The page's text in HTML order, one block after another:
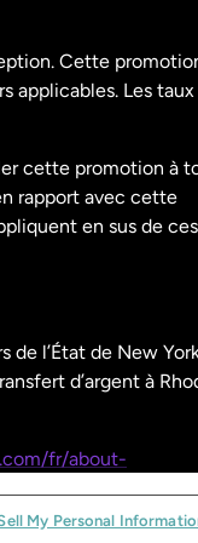
Cette
applicables. Les
cette promotion à
rapport avec cette
en sus de ces
de l’État de New
d’argent à
fr/about-
My Personal